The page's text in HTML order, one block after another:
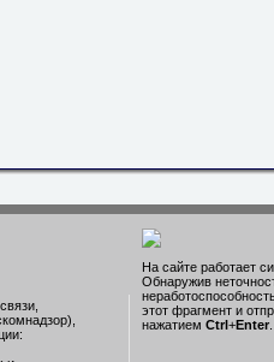
На сайте работает
Обнаружив
этот фрагмент и
нажатием Ctrl+Enter